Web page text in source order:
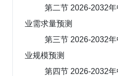
第二节 2026-2032
业需求量预测
第三节 2026-2032
业规模预测
第四节 2026-2032